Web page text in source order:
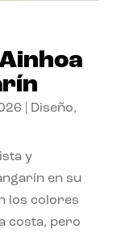
Diseño,
y
en su
los colores
costa, pero